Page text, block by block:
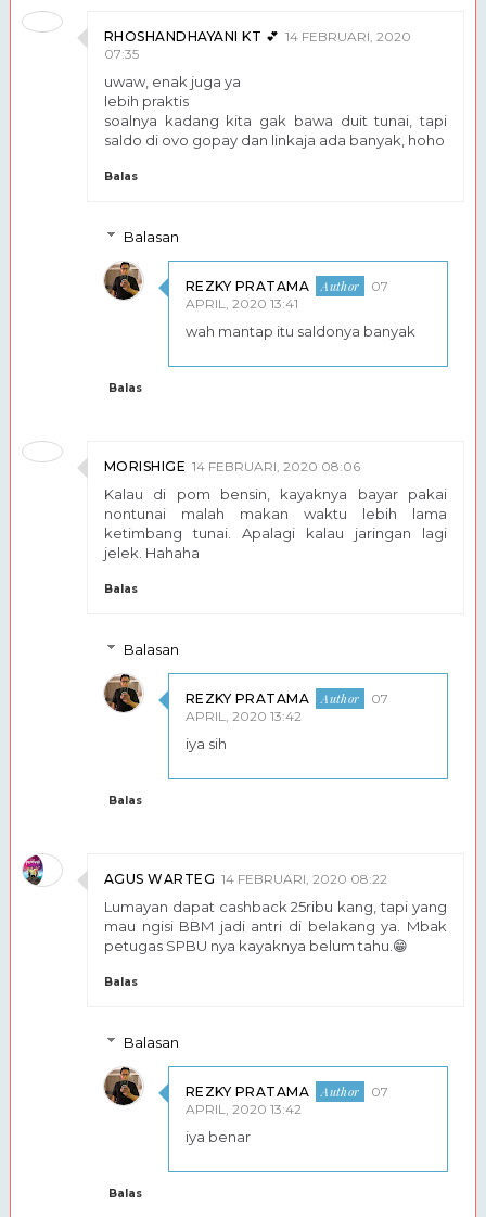
RHOSHANDHAYANI KT 💕 14 FEBRUARI, 2020
07:35
uwaw, enak juga ya
lebih praktis
soalnya kadang kita gak bawa duit tunai, tapi
saldo di ovo gopay dan linkaja ada banyak, hoho
Balas
Balasan
REZKY PRATAMA
07
APRIL, 2020 13:41
wah mantap itu saldonya banyak
Balas
MORISHIGE 14 FEBRUARI, 2020 08:06
Kalau di pom bensin, kayaknya bayar pakai
nontunai malah makan waktu lebih lama
ketimbang tunai. Apalagi kalau jaringan lagi
jelek. Hahaha
Balas
Balasan
REZKY PRATAMA
07
APRIL, 2020 13:42
iya sih
Balas
AGUS WARTEG 14 FEBRUARI, 2020 08:22
Lumayan dapat cashback 25ribu kang, tapi yang
mau ngisi BBM jadi antri di belakang ya. Mbak
petugas SPBU nya kayaknya belum tahu.😁
Balas
Balasan
REZKY PRATAMA
07
APRIL, 2020 13:42
iya benar
Balas